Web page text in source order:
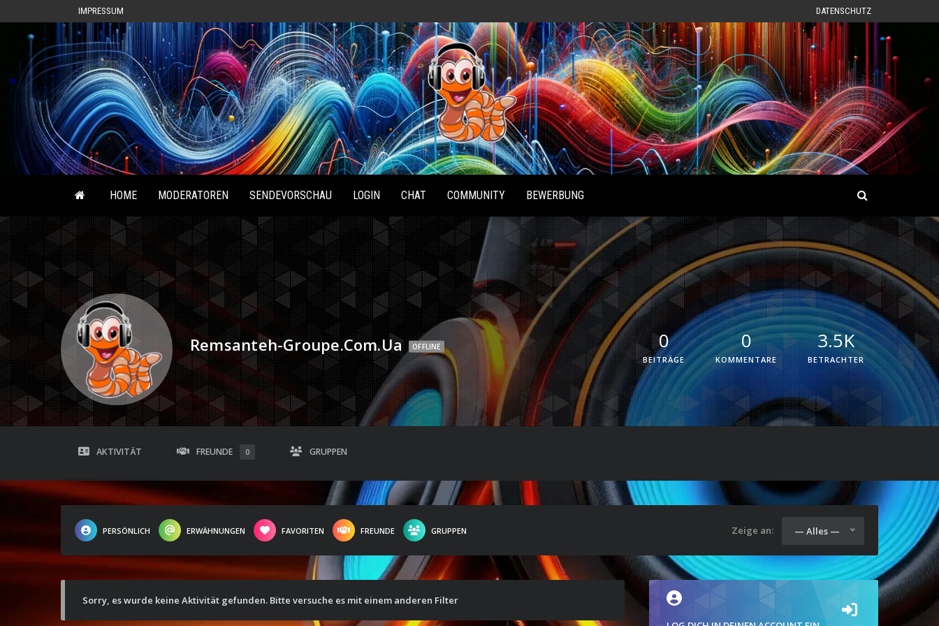
IMPRESSUM DATENSCHUTZ
Radio
Waterlu
HOME MODERATOREN SENDEVORSCHAU LOGIN CHAT COMMUNITY BEWERBUNG
Remsanteh-Groupe.com.ua OFFLINE 0
BEITRÄGE
0
KOMMENTARE
3.5K
BETRACHTER
AKTIVITÄT FREUNDE 0 GRUPPEN
PERSÖNLICH ERWÄHNUNGEN FAVORITEN FREUNDE GRUPPEN Zeige an: — Alles —
Sorry, es wurde keine Aktivität gefunden. Bitte versuche es mit einem anderen Filter